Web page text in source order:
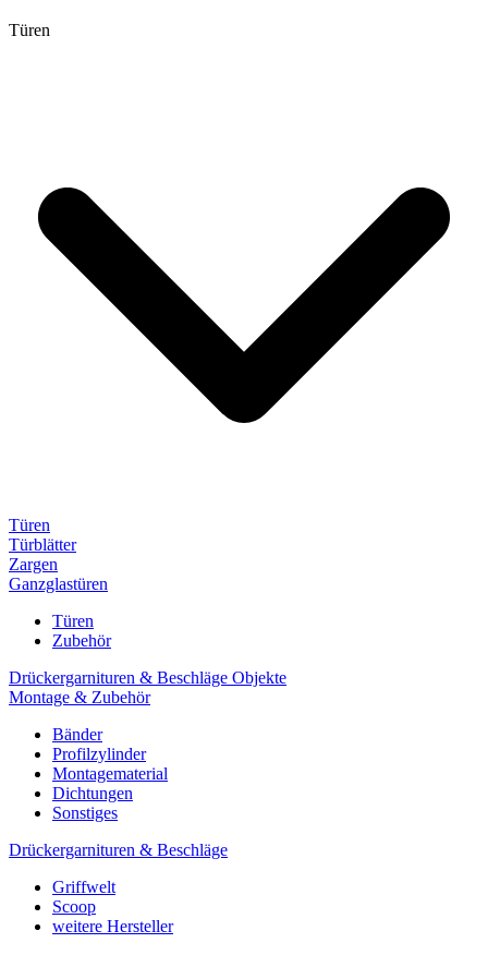
Türen
Türen
Türblätter
Zargen
Ganzglastüren
Türen
Zubehör
Drückergarnituren & Beschläge Objekte
Montage & Zubehör
Bänder
Profilzylinder
Montagematerial
Dichtungen
Sonstiges
Drückergarnituren & Beschläge
Griffwelt
Scoop
weitere Hersteller